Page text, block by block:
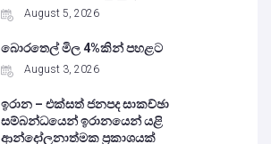
August 5, 2026
බොරතෙල් මිල 4%කින් පහළට
August 3, 2026
ඉරාන – එක්සත් ජනපද සාකච්ඡා
සම්බන්ධයෙන් ඉරානයෙන් යළි
ආන්දෝලනාත්මක ප්‍රකාශයක්